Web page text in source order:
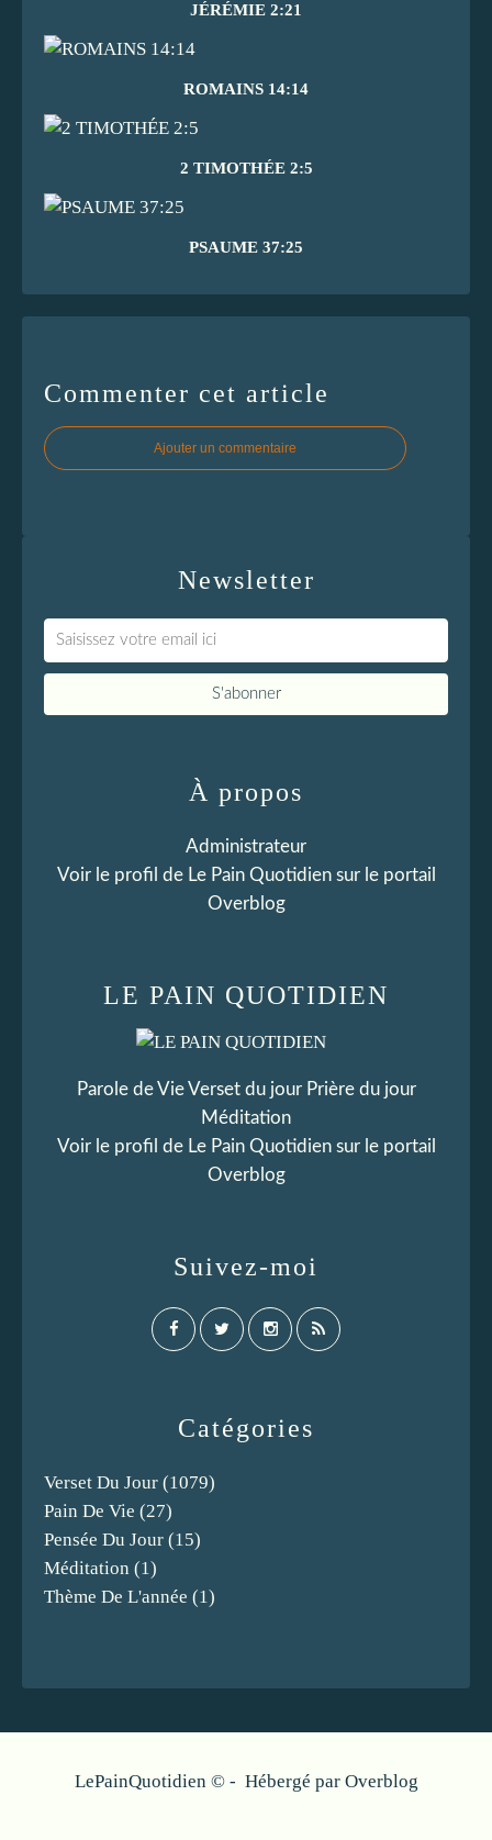
JÉRÉMIE 2:21
ROMAINS 14:14
2 TIMOTHÉE 2:5
PSAUME 37:25
Commenter cet article
Ajouter un commentaire
Newsletter
Catégories
Verset Du Jour (1079)
Pain De Vie (27)
Pensée Du Jour (15)
Méditation (1)
Thème De L'année (1)
LE PAIN QUOTIDIEN
Parole de Vie Verset du jour Prière du jour
Méditation
Voir le profil de Le Pain Quotidiensur le portail
Overblog
Suivez-moi
À propos
Administrateur
Voir le profil de Le Pain Quotidiensur le portail
Overblog
LePainQuotidien © - Hébergé par Overblog